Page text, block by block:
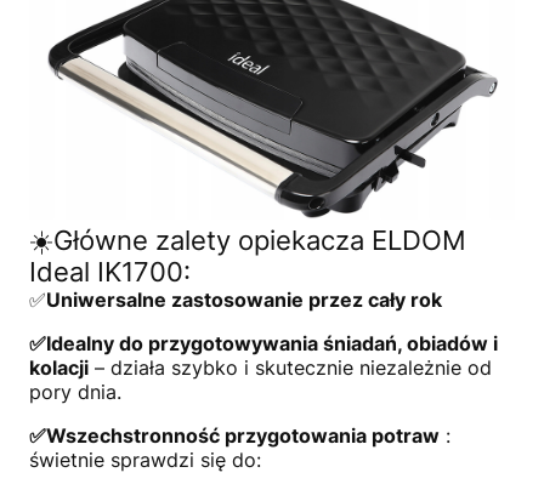
☀️Główne zalety opiekacza ELDOM
Ideal IK1700:
✅Uniwersalne zastosowanie przez cały rok
✅Idealny do przygotowywania śniadań, obiadów i
kolacji – działa szybko i skutecznie niezależnie od
pory dnia.
✅Wszechstronność przygotowania potraw :
świetnie sprawdzi się do: